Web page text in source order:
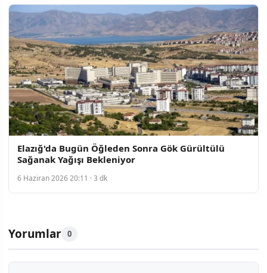
Elazığ'da Bugün Öğleden Sonra Gök Gürültülü
Sağanak Yağışı Bekleniyor
6 Haziran 2026 20:11 · 3 dk
Yorumlar 0